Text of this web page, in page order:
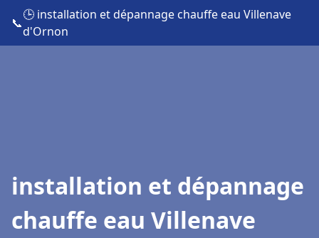
📞
🕒 installation et dépannage chauffe eau Villenave
d'Ornon
installation et dépannage
chauffe eau Villenave